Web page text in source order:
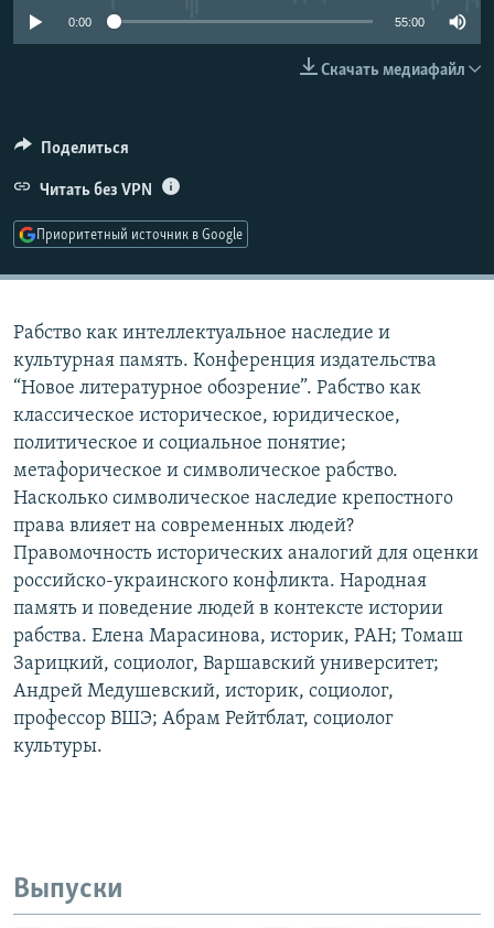
РАСПИСАНИЕ ВЕЩАНИЯ
0:00 55:00
Скачать медиафайл
Поделиться
Читать без VPN
Приоритетный источник в Google
Рабство как интеллектуальное наследие и
культурная память. Конференция издательства
“Новое литературное обозрение”. Рабство как
классическое историческое, юридическое,
политическое и социальное понятие;
метафорическое и символическое рабство.
Насколько символическое наследие крепостного
права влияет на современных людей?
Правомочность исторических аналогий для оценки
российско-украинского конфликта. Народная
память и поведение людей в контексте истории
рабства. Елена Марасинова, историк, РАН; Томаш
Зарицкий, социолог, Варшавский университет;
Андрей Медушевский, историк, социолог,
профессор ВШЭ; Абрам Рейтблат, социолог
культуры.
Выпуски